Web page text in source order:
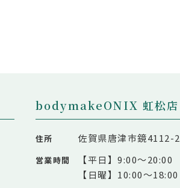
bodymakeONIX 虹松店
住所 佐賀県唐津市鏡4112-2
営業時間
【平日】9:00～20:00
【日曜】10:00～18:00